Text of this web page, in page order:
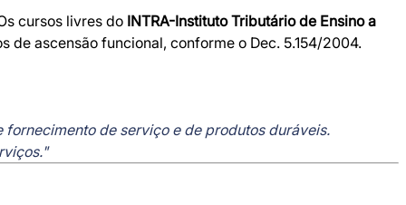
cursos livres do INTRA-Instituto Tributário de Ensino a
ascensão funcional, conforme o Dec. 5.154/2004.
de serviço e de produtos duráveis.